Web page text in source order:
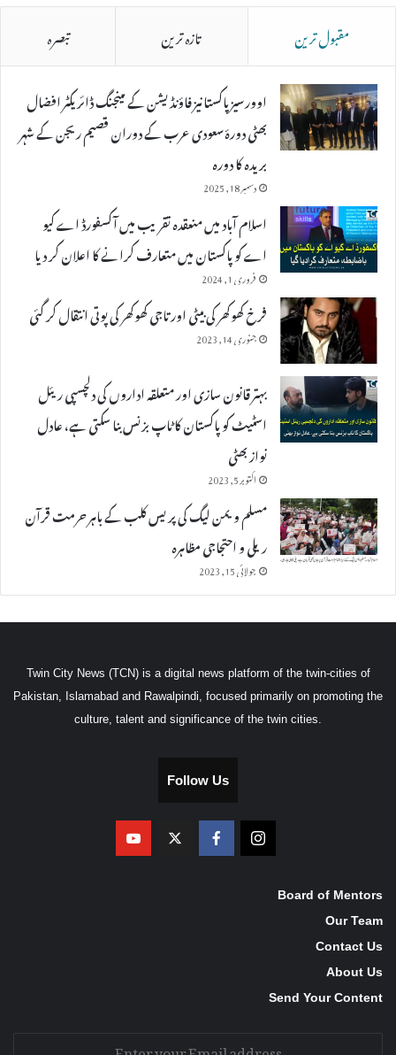
مقبول ترین تازہ ترین تبصرہ
اوورسیز پاکستانیز فاؤنڈیشن کے مینجنگ ڈائریکٹر افضال
بھٹی دورۂ سعودی عرب کے دوران قصیم ریجن کے شہر
بریدہ کا دورہ
دسمبر 18, 2025
اسلام آباد میں منعقدہ تقریب میں آکسفورڈ اے کیو
اے کو پاکستان میں متعارف کرانے کا اعلان کر دیا
فروری 1, 2024
فرخ کھوکھر کی بیٹی اور تاجی کھوکھر کی پوتی انتقال کر گئی
جنوری 14, 2023
بہتر قانون سازی اور متعلقہ اداروں کی دلچسپی ریئل
اسٹیٹ کو پاکستان کا ٹاپ بزنس بنا سکتی ہے، عادل
نواز بھٹی
اکتوبر 5, 2023
مسلم ویمن لیگ کی پریس کلب کے باہر حرمت قرآن
ریلی و احتجاجی مظاہرہ
جولائی 15, 2023
Twin City News (TCN) is a digital news platform of the twin-cities of
Pakistan, Islamabad and Rawalpindi, focused primarily on promoting the
culture, talent and significance of the twin cities.
Follow Us
Board of Mentors
Our Team
Contact Us
About Us
Send Your Content